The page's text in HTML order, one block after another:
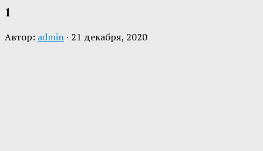
1
Автор: admin · 21 декабря, 2020